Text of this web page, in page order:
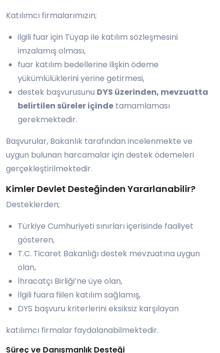
Katılımcı firmalarımızın;
ilgili fuar için Tüyap ile katılım sözleşmesini
imzalamış olması,
fuar katılım bedellerine ilişkin ödeme
yükümlülüklerini yerine getirmesi,
destek başvurusunu DYS üzerinden, mevzuatta
belirtilen süreler içinde tamamlaması
gerekmektedir.
Başvurular, Bakanlık tarafından incelenmekte ve
uygun bulunan harcamalar için destek ödemeleri
gerçekleştirilmektedir.
Kimler Devlet Desteğinden Yararlanabilir?
Desteklerden;
Türkiye Cumhuriyeti sınırları içerisinde faaliyet
gösteren,
T.C. Ticaret Bakanlığı destek mevzuatına uygun
olan,
İhracatçı Birliği’ne üye olan,
İlgili fuara fiilen katılım sağlamış,
DYS başvuru kriterlerini eksiksiz karşılayan
katılımcı firmalar faydalanabilmektedir.
Süreç ve Danışmanlık Desteği